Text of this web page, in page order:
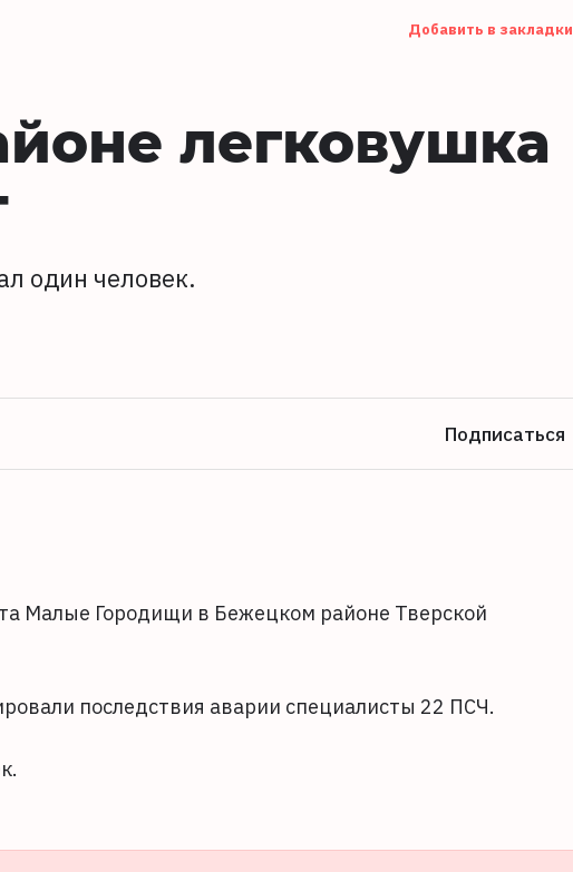
Добавить в закладки
легковушка
один человек.
Подписаться
Малые Городищи в Бежецком районе Тверской
последствия аварии специалисты 22 ПСЧ.